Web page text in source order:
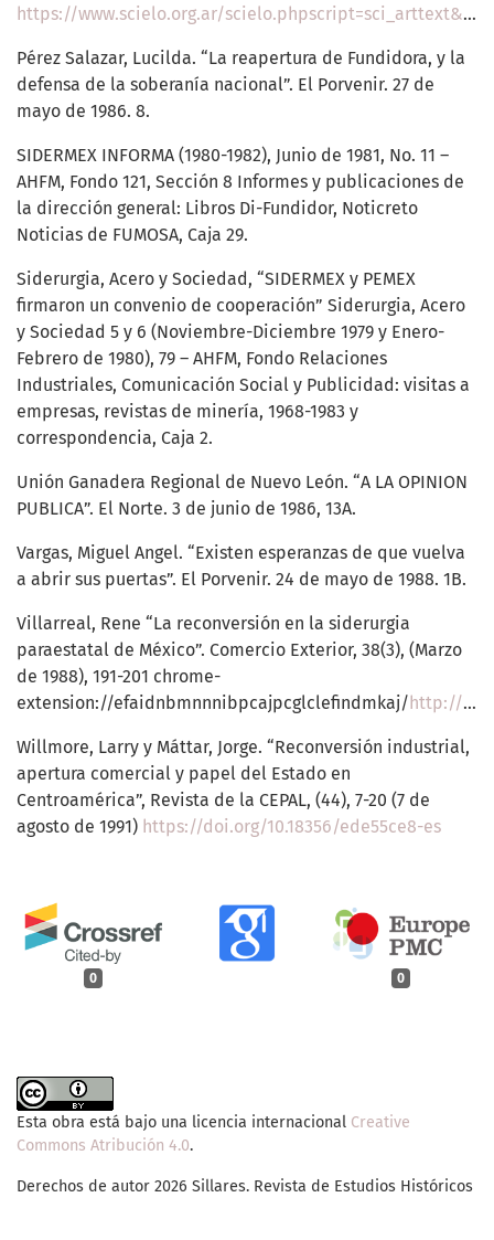
0 0
https://www.scielo.org.ar/scielo.phpscript=sci_arttext&pid=S151468712017000200021&lng=es&tlng=es
Pérez Salazar, Lucilda. “La reapertura de Fundidora, y la
defensa de la soberanía nacional”. El Porvenir. 27 de
mayo de 1986. 8.
SIDERMEX INFORMA (1980-1982), Junio de 1981, No. 11 –
AHFM, Fondo 121, Sección 8 Informes y publicaciones de
la dirección general: Libros Di-Fundidor, Noticreto
Noticias de FUMOSA, Caja 29.
Siderurgia, Acero y Sociedad, “SIDERMEX y PEMEX
firmaron un convenio de cooperación” Siderurgia, Acero
y Sociedad 5 y 6 (Noviembre-Diciembre 1979 y Enero-
Febrero de 1980), 79 – AHFM, Fondo Relaciones
Industriales, Comunicación Social y Publicidad: visitas a
empresas, revistas de minería, 1968-1983 y
correspondencia, Caja 2.
Unión Ganadera Regional de Nuevo León. “A LA OPINION
PUBLICA”. El Norte. 3 de junio de 1986, 13A.
Vargas, Miguel Angel. “Existen esperanzas de que vuelva
a abrir sus puertas”. El Porvenir. 24 de mayo de 1988. 1B.
Villarreal, Rene “La reconversión en la siderurgia
paraestatal de México”. Comercio Exterior, 38(3), (Marzo
de 1988), 191-201 chrome-
extension://efaidnbmnnnibpcajpcglclefindmkaj/ http://revistas.bancomext.gob.mx/rce/magazines/184/1/RCE1.pdf
Willmore, Larry y Máttar, Jorge. “Reconversión industrial,
apertura comercial y papel del Estado en
Centroamérica”, Revista de la CEPAL, (44), 7-20 (7 de
agosto de 1991) https://doi.org/10.18356/ede55ce8-es
Esta obra está bajo una licencia internacional Creative
Commons Atribución 4.0.
Derechos de autor 2026 Sillares. Revista de Estudios Históricos